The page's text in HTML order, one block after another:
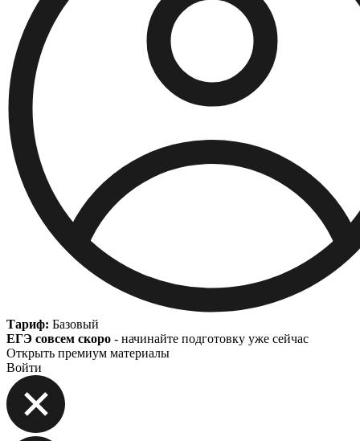
Тариф: Базовый
ЕГЭ совсем скоро - начинайте подготовку уже сейчас
Открыть премиум материалы
Войти